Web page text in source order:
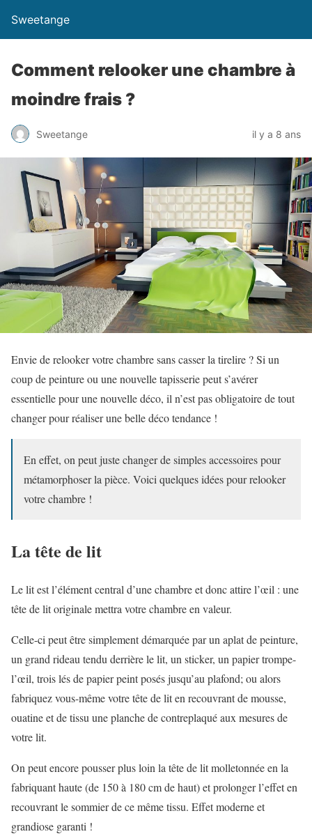
Sweetange
Comment relooker une chambre à
moindre frais ?
Sweetange il y a 8 ans
Envie de relooker votre chambre sans casser la tirelire ? Si un
coup de peinture ou une nouvelle tapisserie peut s’avérer
essentielle pour une nouvelle déco, il n’est pas obligatoire de tout
changer pour réaliser une belle déco tendance !
En effet, on peut juste changer de simples accessoires pour
métamorphoser la pièce. Voici quelques idées pour relooker
votre chambre !
La tête de lit
Le lit est l’élément central d’une chambre et donc attire l’œil : une
tête de lit originale mettra votre chambre en valeur.
Celle-ci peut être simplement démarquée par un aplat de peinture,
un grand rideau tendu derrière le lit, un sticker, un papier trompe-
l’œil, trois lés de papier peint posés jusqu’au plafond; ou alors
fabriquez vous-même votre tête de lit en recouvrant de mousse,
ouatine et de tissu une planche de contreplaqué aux mesures de
votre lit.
On peut encore pousser plus loin la tête de lit molletonnée en la
fabriquant haute (de 150 à 180 cm de haut) et prolonger l’effet en
recouvrant le sommier de ce même tissu. Effet moderne et
grandiose garanti !